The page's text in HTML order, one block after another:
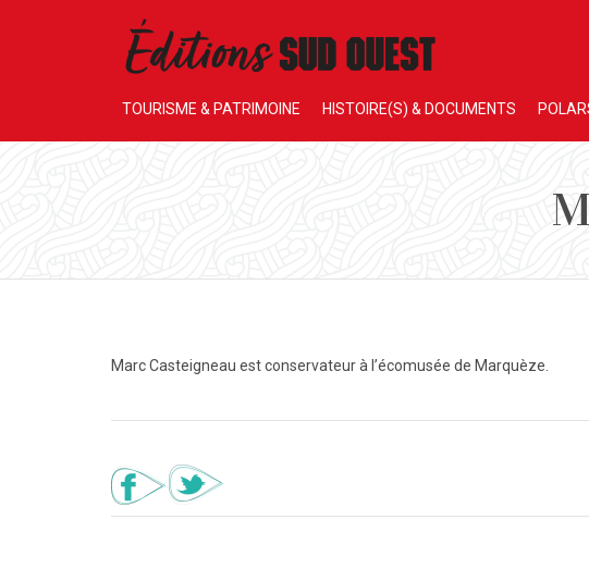
TOURISME & PATRIMOINE HISTOIRE(S) & DOCUMENTS
Marc Casteigneau est conservateur à l’écomusée de Marquèze.